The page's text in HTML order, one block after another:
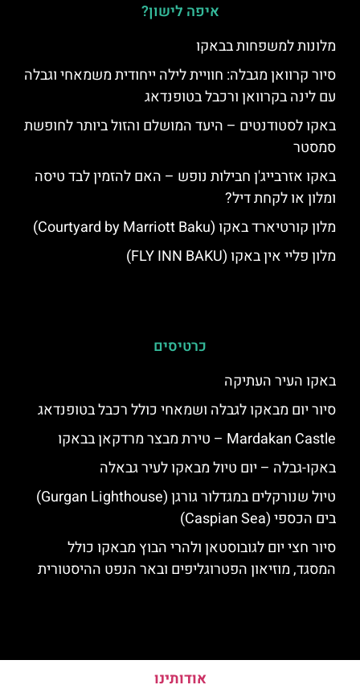
איפה לישון?
מלונות למשפחות בבאקו
סיור קרוואן מגבלה: חוויית לילה ייחודית משמאחי וגבלה
עם לינה בקרוואן ורכבל בטופנדאג
באקו לסטודנטים – היעד המושלם והזול ביותר לחופשת
סמסטר
באקו אזרבייג'ן חבילות נופש – האם להזמין לבד טיסה
ומלון או לקחת דיל?
מלון קורטיארד באקו (Courtyard by Marriott Baku)
מלון פליי אין באקו (FLY INN BAKU)
כרטיסים
באקו העיר העתיקה
סיור יום מבאקו לגבלה ושמאחי כולל רכבל בטופנדאג
Mardakan Castle – טירת מבצר מרדקאן בבאקו
באקו-גבלה – יום טיול מבאקו לעיר גבאלה
טיול שנורקלים במגדלור גורגן (Gurgan Lighthouse)
בים הכספי (Caspian Sea)
סיור חצי יום לגובוסטאן ולהרי הבוץ מבאקו כולל
המסגד, מוזיאון הפטרוגליפים ובאר הנפט ההיסטורית
אודותינו